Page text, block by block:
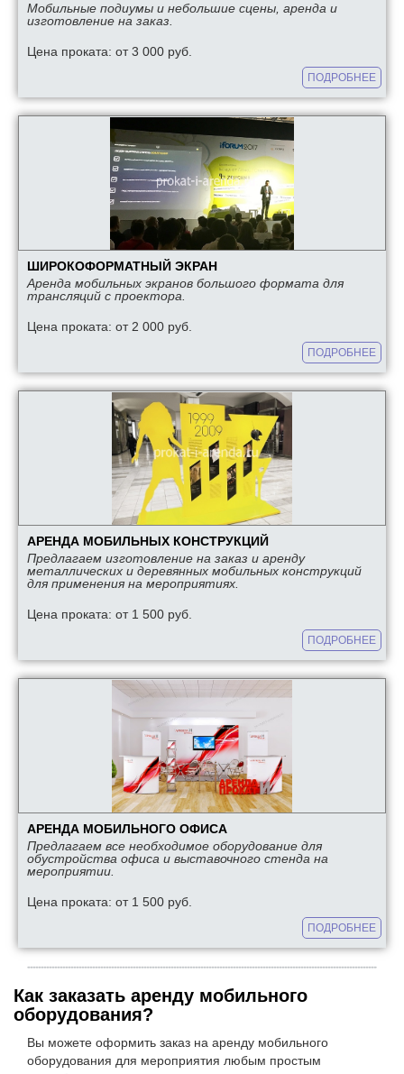
Мобильные подиумы и небольшие сцены, аренда и
изготовление на заказ.
Цена проката: от 3 000 руб.
ПОДРОБНЕЕ
ШИРОКОФОРМАТНЫЙ ЭКРАН
Аренда мобильных экранов большого формата для
трансляций с проектора.
Цена проката: от 2 000 руб.
ПОДРОБНЕЕ
АРЕНДА МОБИЛЬНЫХ КОНСТРУКЦИЙ
Предлагаем изготовление на заказ и аренду
металлических и деревянных мобильных конструкций
для применения на мероприятиях.
Цена проката: от 1 500 руб.
ПОДРОБНЕЕ
АРЕНДА МОБИЛЬНОГО ОФИСА
Предлагаем все необходимое оборудование для
обустройства офиса и выставочного стенда на
мероприятии.
Цена проката: от 1 500 руб.
ПОДРОБНЕЕ
Как заказать аренду мобильного
оборудования?
Вы можете оформить заказ на аренду мобильного
оборудования для мероприятия любым простым